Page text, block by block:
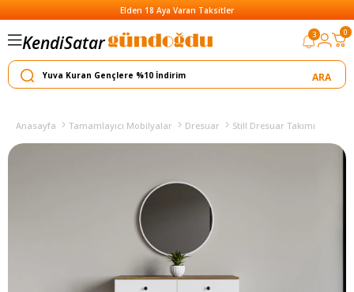
Elden 18 Aya Varan Taksitler
KendiSatar
Yapar
3 0
Anasayfa Tamamlayıcı Mobilyalar Dresuar Still Dresuar Takımı